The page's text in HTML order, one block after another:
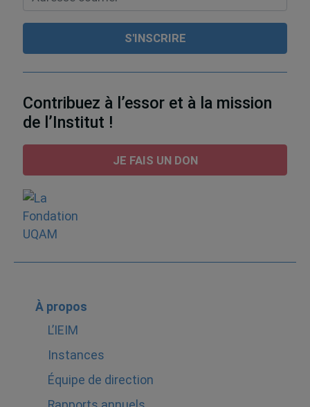
Contribuez à l’essor et à la mission
de l’Institut !
JE FAIS UN DON
À propos
L’IEIM
Instances
Équipe de direction